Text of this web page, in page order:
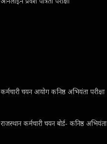
कर्मचारी चयन आयोग कनिष्ठ अभियंता परीक्षा
राजस्थान कर्मचारी चयन बोर्ड- कनिष्ठ अभियंता